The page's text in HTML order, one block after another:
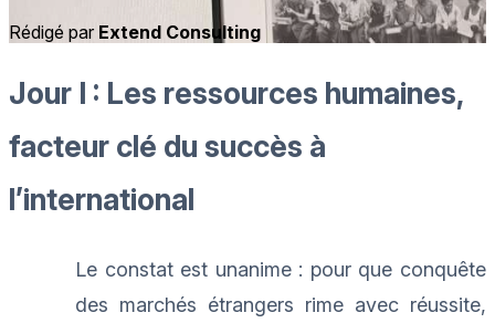
Rédigé par Extend Consulting
Jour I : Les ressources humaines,
facteur clé du succès à
l’international
Le constat est unanime : pour que conquête
des marchés étrangers rime avec réussite,